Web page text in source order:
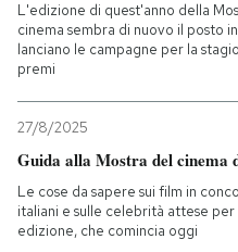
L'edizione di quest'anno della
cinema sembra di nuovo il posto
lanciano le campagne per la
premi
27/8/2025
Guida alla Mostra del cinema
Le cose da sapere sui film in
italiani e sulle celebrità attese per
edizione, che comincia oggi